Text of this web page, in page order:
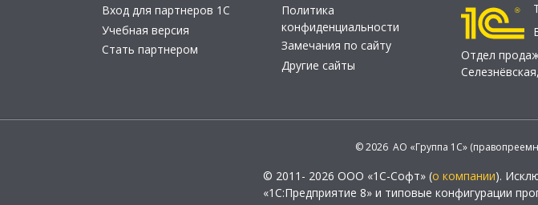
Вход для партнеров 1С
Учебная версия
Стать партнером
Политика
конфиденциальности
Замечания по сайту
Другие сайты
Отдел
© 2026 АО «Группа 1С»
© 2011- 2026 ООО «1С-Софт» (о компании).
«1С:Предприятие 8» и типовые конфигурации